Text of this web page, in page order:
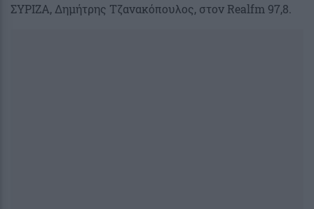
ΣΥΡΙΖΑ, Δημήτρης Τζανακόπουλος, στον Realfm 97,8.